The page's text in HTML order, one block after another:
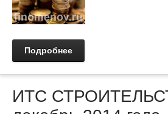
Подробнее
ИТС